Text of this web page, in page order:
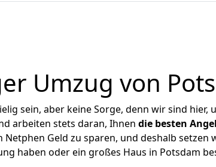
Umzug von
sein, aber keine Sorge, denn wir sind hier,
arbeiten stets daran, Ihnen die besten
Geld zu sparen, und deshalb setzen
haben oder ein großes Haus in Potsdam